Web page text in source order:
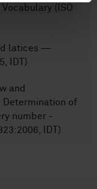
(ISO
latices —
IDT)
and
Determination of
number -
IDT)